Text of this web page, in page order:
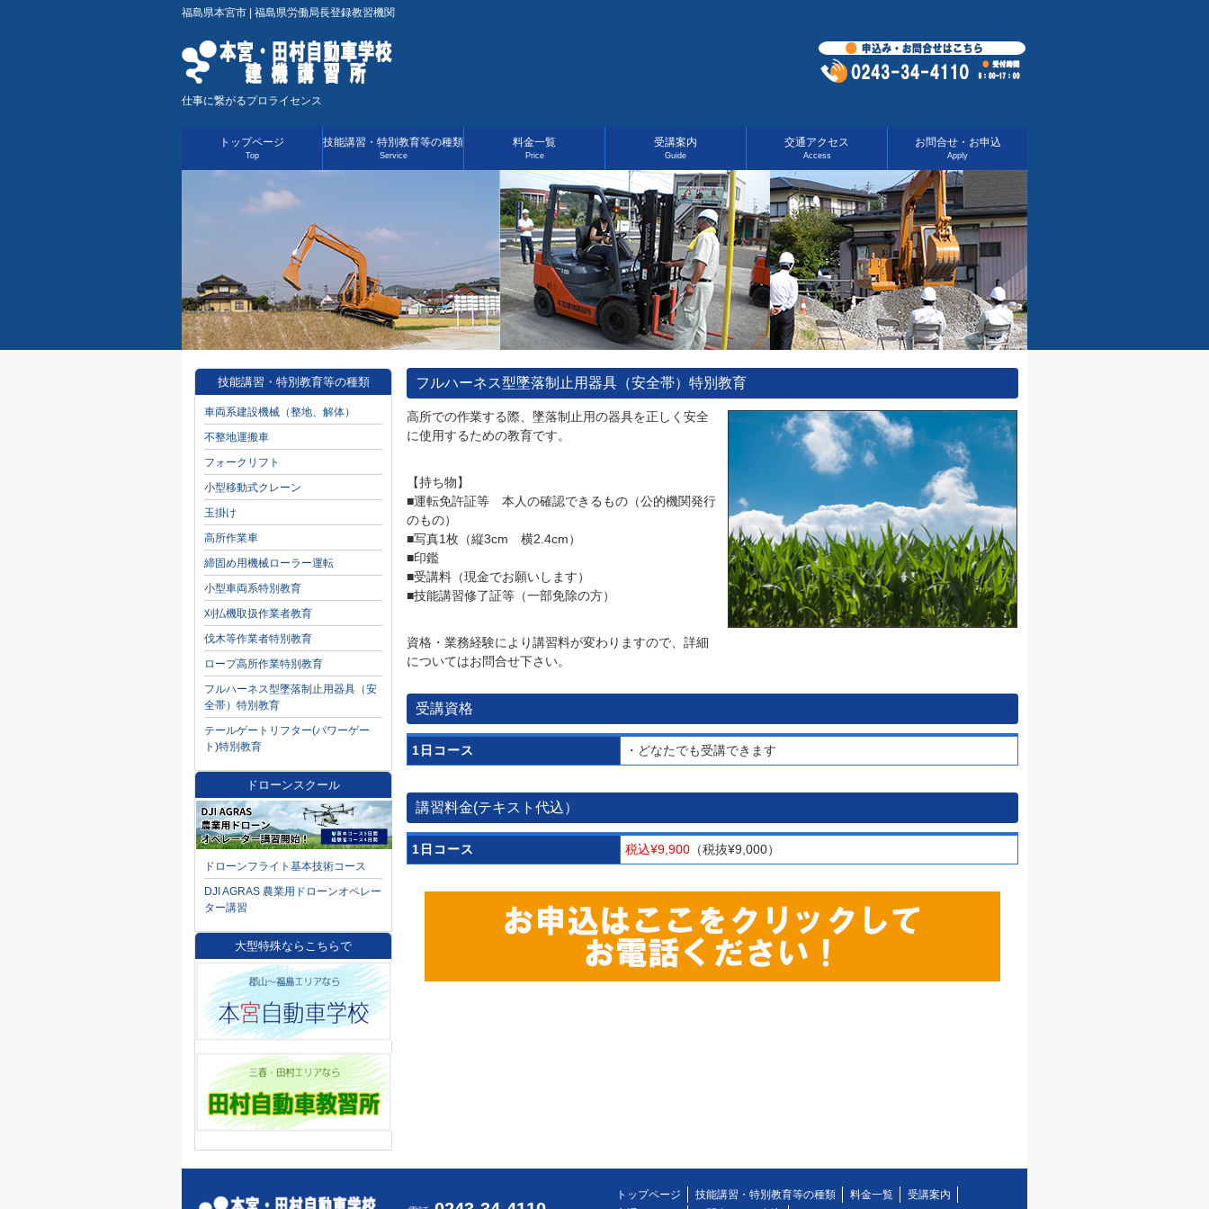
福島県本宮市 | 福島県労働局長登録教習機関
仕事に繋がるプロライセンス
トップページ
Top
技能講習・特別教育等の種類
Service
料金一覧
Price
受講案内
Guide
交通アクセス
Access
お問合せ・お申込
Apply
フルハーネス型墜落制止用器具（安全帯）特別教育
高所での作業する際、墜落制止用の器具を正しく安全
に使用するための教育です。
【持ち物】
■運転免許証等 本人の確認できるもの（公的機関発行
のもの）
■写真1枚（縦3cm 横2.4cm）
■印鑑
■受講料（現金でお願いします）
■技能講習修了証等（一部免除の方）
資格・業務経験により講習料が変わりますので、詳細
についてはお問合せ下さい。
受講資格
1日コース ・どなたでも受講できます
講習料金(テキスト代込）
1日コース 税込¥9,900 （税抜¥9,000）
技能講習・特別教育等の種類
車両系建設機械（整地、解体）
不整地運搬車
フォークリフト
小型移動式クレーン
玉掛け
高所作業車
締固め用機械ローラー運転
小型車両系特別教育
刈払機取扱作業者教育
伐木等作業者特別教育
ロープ高所作業特別教育
フルハーネス型墜落制止用器具（安
全帯）特別教育
テールゲートリフター(パワーゲー
ト)特別教育
ドローンスクール
ドローンフライト基本技術コース
DJI AGRAS 農業用ドローンオペレー
ター講習
大型特殊ならこちらで
トップページ 技能講習・特別教育等の種類 料金一覧
受講案内